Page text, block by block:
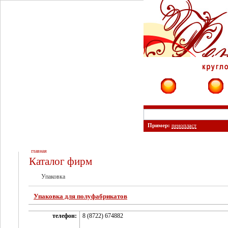
Пример: пенопласт
главная
Каталог фирм
Упаковка
Упаковка для полуфабрикатов
телефон: 8 (8722) 674882